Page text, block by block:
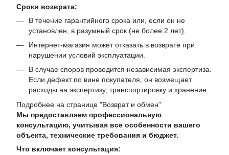
Сроки возврата:
В течение гарантийного срока или, если он не
установлен, в разумный срок (не более 2 лет).
Интернет-магазин может отказать в возврате при
нарушении условий эксплуатации.
В случае споров проводится независимая экспертиза.
Если дефект по вине покупателя, он возмещает
расходы на экспертизу, транспортировку и хранение.
Подробнее на странице "Возврат и обмен"
Мы предоставляем профессиональную
консультацию, учитывая все особенности вашего
объекта, технические требования и бюджет.
Что включает консультация: